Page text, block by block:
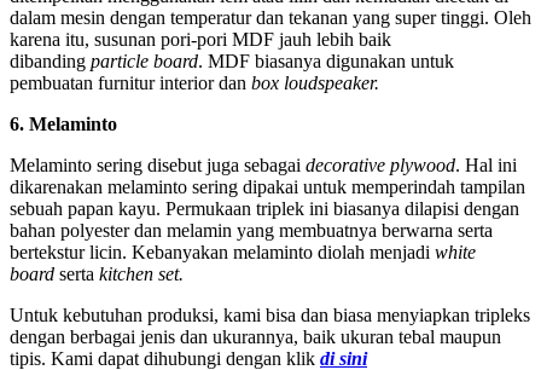
dalam mesin dengan temperatur dan tekanan yang super tinggi. Oleh
karena itu, susunan pori-pori MDF jauh lebih baik
dibanding particle board. MDF biasanya digunakan untuk
pembuatan furnitur interior dan box loudspeaker.
6. Melaminto
Melaminto sering disebut juga sebagai decorative plywood. Hal ini
dikarenakan melaminto sering dipakai untuk memperindah tampilan
sebuah papan kayu. Permukaan triplek ini biasanya dilapisi dengan
bahan polyester dan melamin yang membuatnya berwarna serta
bertekstur licin. Kebanyakan melaminto diolah menjadi white
board serta kitchen set.
Untuk kebutuhan produksi, kami bisa dan biasa menyiapkan tripleks
dengan berbagai jenis dan ukurannya, baik ukuran tebal maupun
tipis. Kami dapat dihubungi dengan klik di sini